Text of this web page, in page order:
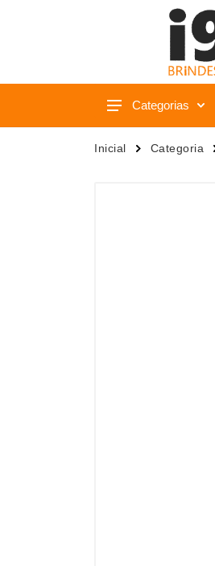
Categorias
Acessórios p/
Inicial Categoria